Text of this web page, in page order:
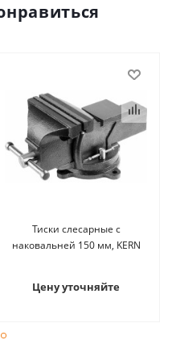
Тиски слесарные с
наковальней 150 мм, KERN
Цену уточняйте